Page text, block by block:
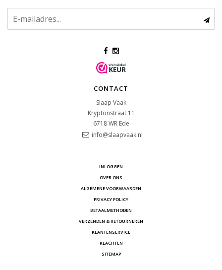
CONTACT
Slaap Vaak
Kryptonstraat 11
6718 WR Ede
info@slaapvaak.nl
INLOGGEN
OVER ONS
ALGEMENE VOORWAARDEN
PRIVACY POLICY
BETAALMETHODEN
VERZENDEN & RETOURNEREN
KLANTENSERVICE
KLACHTEN
SITEMAP